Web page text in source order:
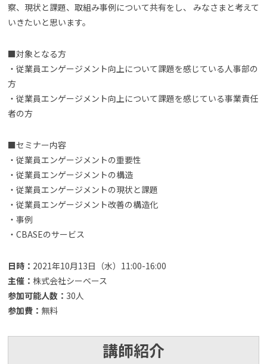
察、現状と課題、取組み事例について共有をし、 みなさまと考えて
いきたいと思います。
■対象となる方
・従業員エンゲージメント向上について課題を感じている人事部の
方
・従業員エンゲージメント向上について課題を感じている事業責任
者の方
■セミナー内容
・従業員エンゲージメントの重要性
・従業員エンゲージメントの構造
・従業員エンゲージメントの現状と課題
・従業員エンゲージメント改善の構造化
・事例
・CBASEのサービス
日時： 2021年10月13日（水）11:00-16:00
主催： 株式会社シーベース
参加可能人数： 30人
参加費： 無料
講師紹介